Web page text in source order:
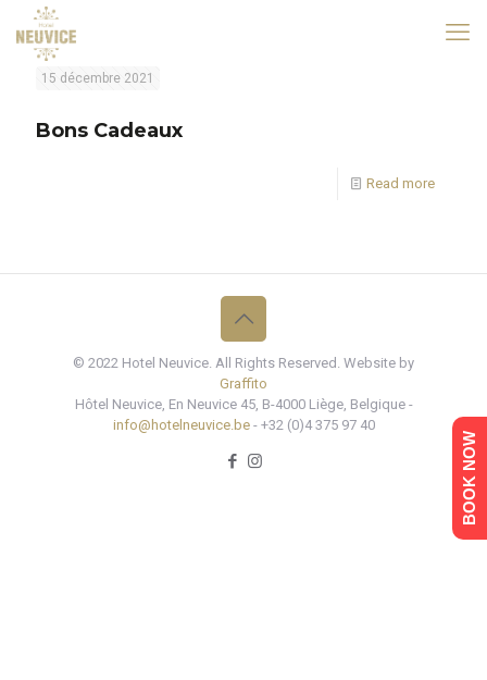
15 décembre 2021
Bons Cadeaux
Read more
© 2022 Hotel Neuvice. All Rights Reserved. Website by
Graffito
Hôtel Neuvice, En Neuvice 45, B-4000 Liège, Belgique -
info@hotelneuvice.be- +32 (0)4 375 97 40
BOOK NOW